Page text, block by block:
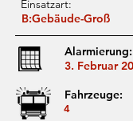
Einsatzart:
B:Gebäude-Groß
Alarmierung:
3. Februar
Fahrzeuge:
4